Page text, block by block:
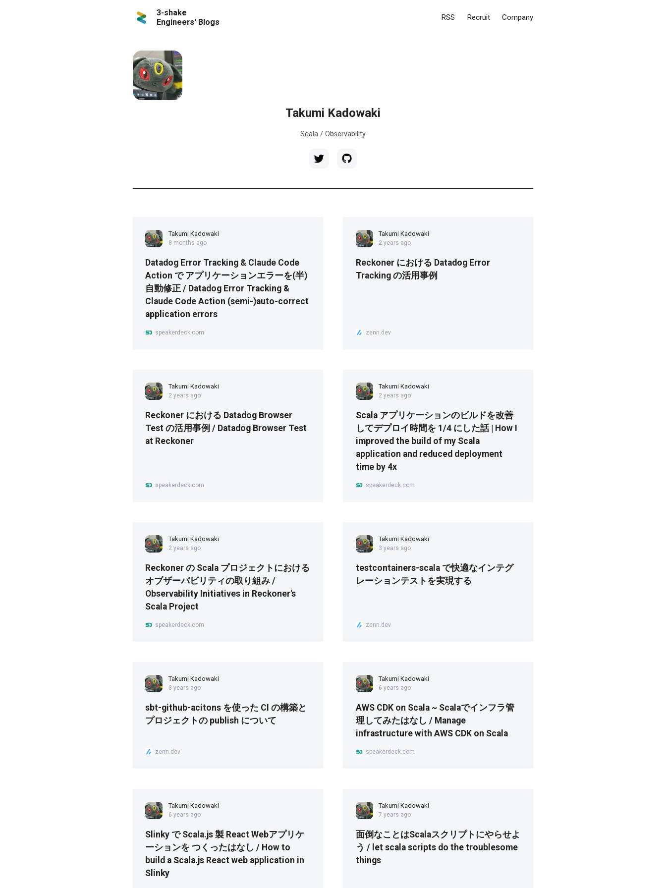
3-shake
Engineers' Blogs
RSS Recruit Company
Takumi Kadowaki
Scala / Observability
Takumi Kadowaki
8 months ago
Datadog Error Tracking & Claude Code
Action で アプリケーションエラーを(半)
自動修正 / Datadog Error Tracking &
Claude Code Action (semi-)auto-correct
application errors
speakerdeck.com
Takumi Kadowaki
2 years ago
Reckoner における Datadog Error
Tracking の活用事例
zenn.dev
Takumi Kadowaki
2 years ago
Reckoner における Datadog Browser
Test の活用事例 / Datadog Browser Test
at Reckoner
speakerdeck.com
Takumi Kadowaki
2 years ago
Scala アプリケーションのビルドを改善
してデプロイ時間を 1/4 にした話 | How I
improved the build of my Scala
application and reduced deployment
time by 4x
speakerdeck.com
Takumi Kadowaki
2 years ago
Reckoner の Scala プロジェクトにおける
オブザーバビリティの取り組み /
Observability Initiatives in Reckoner's
Scala Project
speakerdeck.com
Takumi Kadowaki
3 years ago
testcontainers-scala で快適なインテグ
レーションテストを実現する
zenn.dev
Takumi Kadowaki
3 years ago
sbt-github-acitons を使った CI の構築と
プロジェクトの publish について
zenn.dev
Takumi Kadowaki
6 years ago
AWS CDK on Scala ~ Scalaでインフラ管
理してみたはなし / Manage
infrastructure with AWS CDK on Scala
speakerdeck.com
Takumi Kadowaki
6 years ago
Slinky で Scala.js 製 React Webアプリケ
ーションを つくったはなし / How to
build a Scala.js React web application in
Slinky
Takumi Kadowaki
7 years ago
面倒なことはScalaスクリプトにやらせよ
う / let scala scripts do the troublesome
things